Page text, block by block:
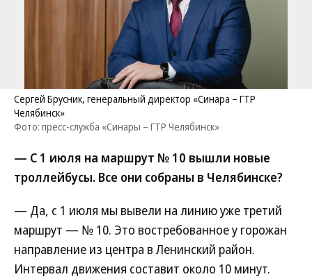
Сергей Брусник, генеральный директор «Синара – ГТР
Челябинск»
Фото: пресс-служба «Синары – ГТР Челябинск»
— С 1 июля на маршрут № 10 вышли новые
троллейбусы. Все они собраны в Челябинске?
— Да, с 1 июля мы вывели на линию уже третий
маршрут — № 10. Это востребованное у горожан
направление из центра в Ленинский район.
Интервал движения составит около 10 минут.